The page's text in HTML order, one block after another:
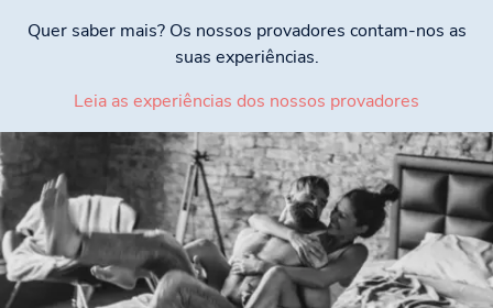
Quer saber mais? Os nossos provadores contam-nos as
suas experiências.
Leia as experiências dos nossos provadores